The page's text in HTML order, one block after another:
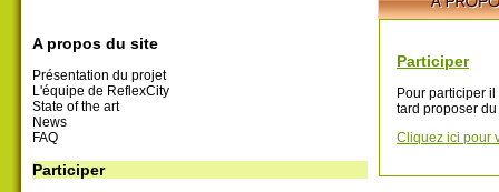
A propos du site
Présentation du projet
L'équipe de ReflexCity
State of the art
News
FAQ
Participer
Participer
Pour participer
tard proposer
Cliquez ici pour